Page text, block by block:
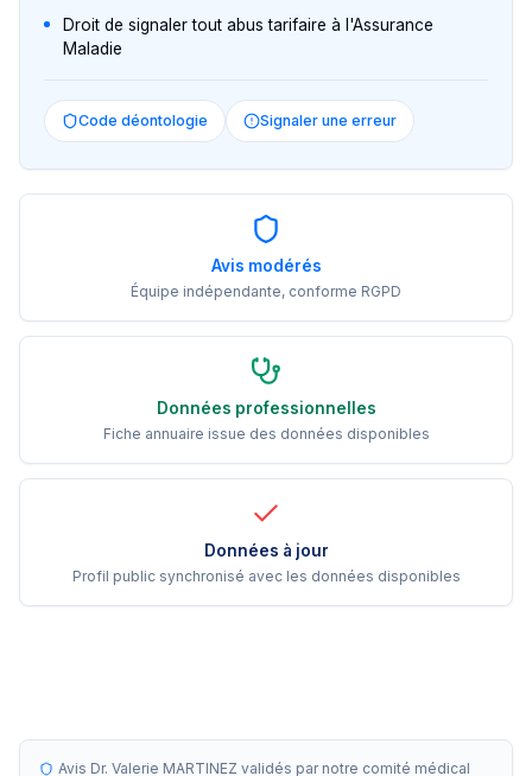
Droit de signaler tout abus tarifaire à l'Assurance
Maladie
Code déontologie Signaler une erreur
Avis modérés
Équipe indépendante, conforme RGPD
Données professionnelles
Fiche annuaire issue des données disponibles
Données à jour
Profil public synchronisé avec les données disponibles
Avis Dr. Valerie MARTINEZ validés par notre comité médical